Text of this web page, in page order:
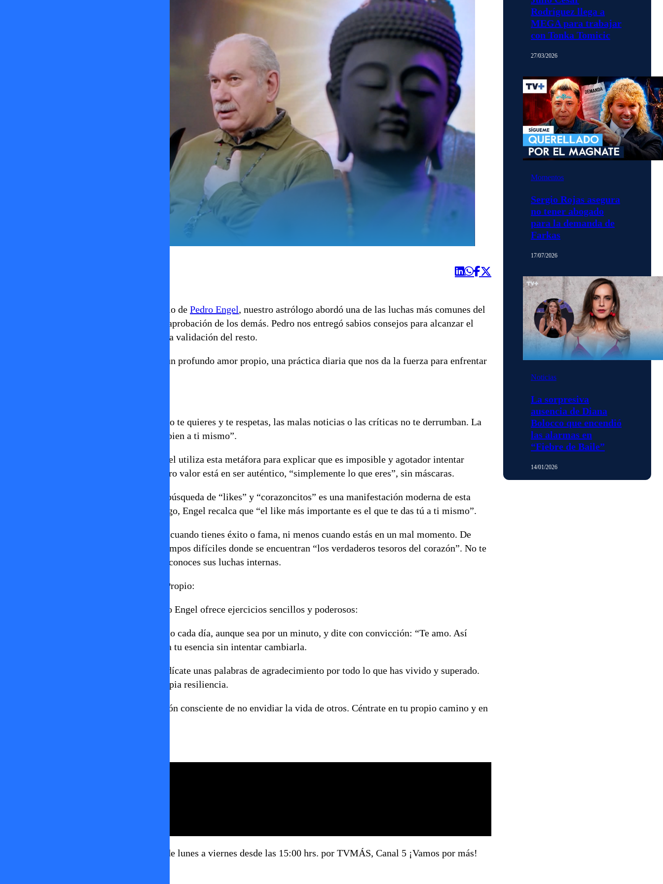
En el El Altar Invisible del último capítulo de Pedro Engel, nuestro astrólogo abordó una de las luchas más comunes del
ser humano: la constante búsqueda de la aprobación de los demás. Pedro nos entregó sabios consejos para alcanzar el
amor propio y soltar la dependencia por la validación del resto.
La solución, según él, reside en cultivar un profundo amor propio, una práctica diaria que nos da la fuerza para enfrentar
Cuando te quieres y te respetas, las malas noticias o las críticas no te derrumban. La
verdadera fortaleza nace de “caerte bien a ti mismo”.
Engel utiliza esta metáfora para explicar que es imposible y agotador intentar
agradar a todo el mundo. El verdadero valor está en ser auténtico, “simplemente lo que eres”, sin máscaras.
La búsqueda de “likes” y “corazoncitos” es una manifestación moderna de esta
necesidad de aprobación. Sin embargo, Engel recalca que “el like más importante es el que te das tú a ti mismo”.
No vales más cuando tienes éxito o fama, ni menos cuando estás en un mal momento. De
hecho, es en la humildad y en los tiempos difíciles donde se encuentran “los verdaderos tesoros del corazón”. No te
compares con los demás, porque no conoces sus luchas internas.
Tips de Pedrito para Fortalecer el Amor Propio:
Para pasar de la teoría a la práctica, Pedro Engel ofrece ejercicios sencillos y poderosos:
Mírate al espejo cada día, aunque sea por un minuto, y dite con convicción: “Te amo. Así
. Reconoce y ama tu esencia sin intentar cambiarla.
Dedícate unas palabras de agradecimiento por todo lo que has vivido y superado.
Reconoce tu camino y admira tu propia resiliencia.
Toma la decisión consciente de no envidiar la vida de otros. Céntrate en tu propio camino y en
Súmate a la comunidad de Pedro Engel, de lunes a viernes desde las 15:00 hrs. por TVMÁS, Canal 5 ¡Vamos por más!
Rodríguez llega a
MEGA para trabajar
con Tonka Tomicic
27/03/2026
Momentos
Sergio Rojas asegura
no tener abogado
para la demanda de
Farkas
17/07/2026
Noticias
La sorpresiva
ausencia de Diana
Bolocco que encendió
las alarmas en
“Fiebre de Baile”
14/01/2026